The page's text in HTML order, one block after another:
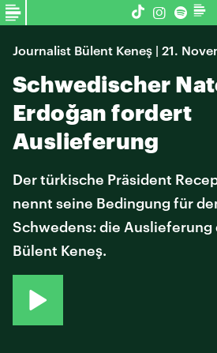
Journalist Bülent Keneş | 21.
Schwedischer
Erdoğan fordert
Auslieferung
Der türkische Präsident
nennt seine Bedingung für
Schwedens: die Auslieferung
Bülent Keneş.